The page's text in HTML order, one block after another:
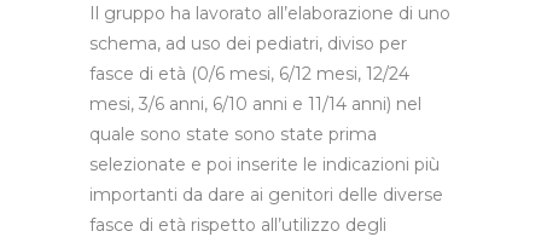
Il gruppo ha lavorato all’elaborazione di uno
schema, ad uso dei pediatri, diviso per
fasce di età (0/6 mesi, 6/12 mesi, 12/24
mesi, 3/6 anni, 6/10 anni e 11/14 anni) nel
quale sono state sono state prima
selezionate e poi inserite le indicazioni più
importanti da dare ai genitori delle diverse
fasce di età rispetto all’utilizzo degli